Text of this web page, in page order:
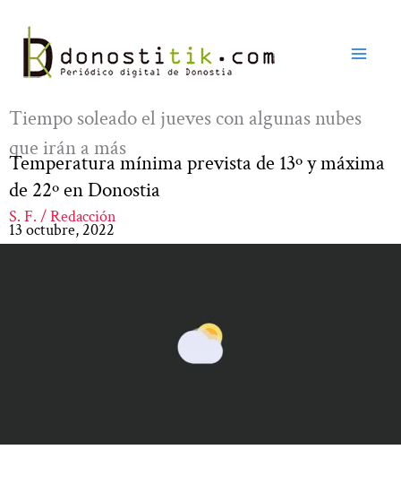
contenido
Tiempo soleado el jueves con algunas nubes
que irán a más
Temperatura mínima prevista de 13º y máxima
de 22º en Donostia
S. F. / Redacción
13 octubre, 2022